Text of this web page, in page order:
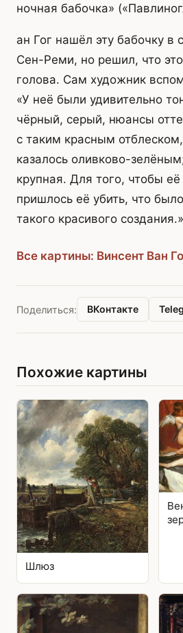
ночная бабочка»
ан Гог нашёл эту бабочку в
Сен-Реми, но решил, что
голова. Сам художник
«У неё были удивительно
чёрный, серый, нюансы
с таким красным
казалось оливково-
крупная. Для того, чтобы
пришлось её убить, что
такого красивого создания.»
Все картины: Винсент Ван
Поделиться: ВКонтакте
Похожие картины
Шлюз